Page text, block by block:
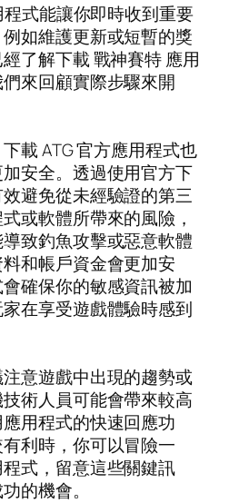
程式能讓你即時收到重要
如維護更新或短暫的獎
了解下載 戰神賽特 應用
來回顧實際步驟來開
載 ATG 官方應用程式也
安全。透過使用官方下
避免從未經驗證的第三
或軟體所帶來的風險，
致釣魚攻擊或惡意軟體
和帳戶資金會更加安
確保你的敏感資訊被加
在享受遊戲體驗時感到
意遊戲中出現的趨勢或
術人員可能會帶來較高
用程式的快速回應功
利時，你可以冒險一
式，留意這些關鍵訊
的機會。